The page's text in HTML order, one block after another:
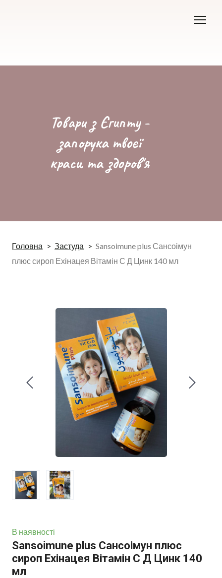
Товари з Єгипту -
запорука твоєї
краси та здоров'я
Головна Застуда
Sansoimune plus Сансоімун
плюс сироп Ехінацея Вітамін С Д Цинк 140 мл
В наявності
Sansoimune plus Сансоімун плюс
сироп Ехінацея Вітамін С Д Цинк 140
мл